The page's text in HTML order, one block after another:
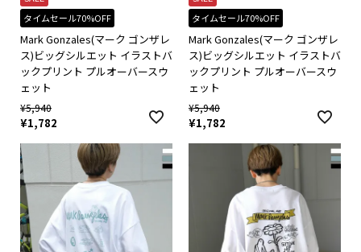
タイムセール70%OFF
Mark Gonzales(マーク ゴンザレ
ス)ビッグシルエット イラストバ
ックプリント プルオーバースウ
ェット
¥5,940
¥1,782
タイムセール70%OFF
Mark Gonzales(マーク ゴンザレ
ス)ビッグシルエット イラストバ
ックプリント プルオーバースウ
ェット
¥5,940
¥1,782